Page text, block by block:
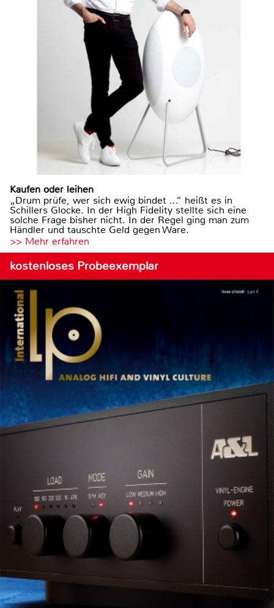
Kaufen oder leihen
„Drum prüfe, wer sich ewig bindet ...“ heißt es in
Schillers Glocke. In der High Fidelity stellte sich eine
solche Frage bisher nicht. In der Regel ging man zum
Händler und tauschte Geld gegen Ware.
>> Mehr erfahren
kostenloses Probeexemplar